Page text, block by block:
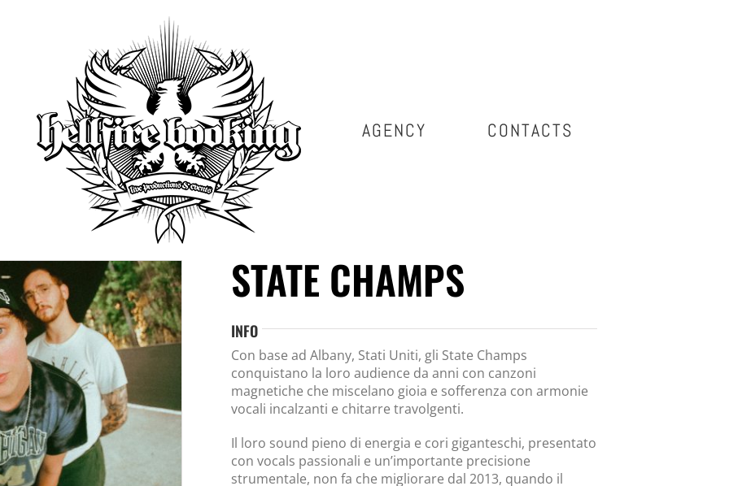
AGENCY CONTACTS
STATE CHAMPS
INFO
Con base ad Albany, Stati Uniti, gli State Champs
conquistano la loro audience da anni con canzoni
magnetiche che miscelano gioia e sofferenza con armonie
vocali incalzanti e chitarre travolgenti.
Il loro sound pieno di energia e cori giganteschi, presentato
con vocals passionali e un’importante precisione
strumentale, non fa che migliorare dal 2013, quando il